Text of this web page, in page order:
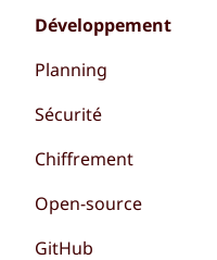
Développement
Planning
Sécurité
Chiffrement
Open-source
GitHub